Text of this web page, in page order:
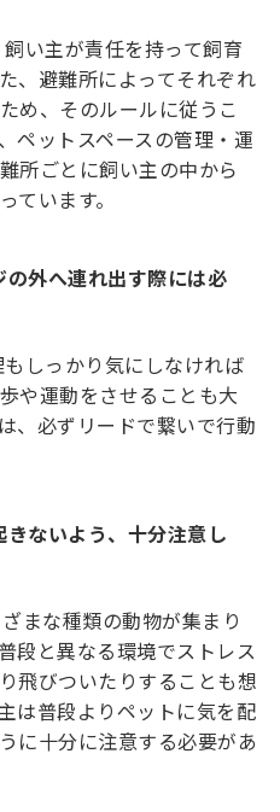
い主が責任を持って飼育
、避難所によってそれぞれ
め、そのルールに従うこ
ペットスペースの管理・運
所ごとに飼い主の中から
ています。
外へ連れ出す際には必
しっかり気にしなければ
や運動をさせることも大
、必ずリードで繋いで行動
ないよう、十分注意し
まな種類の動物が集まり
段と異なる環境でストレス
飛びついたりすることも想
は普段よりペットに気を配
に十分に注意する必要があ